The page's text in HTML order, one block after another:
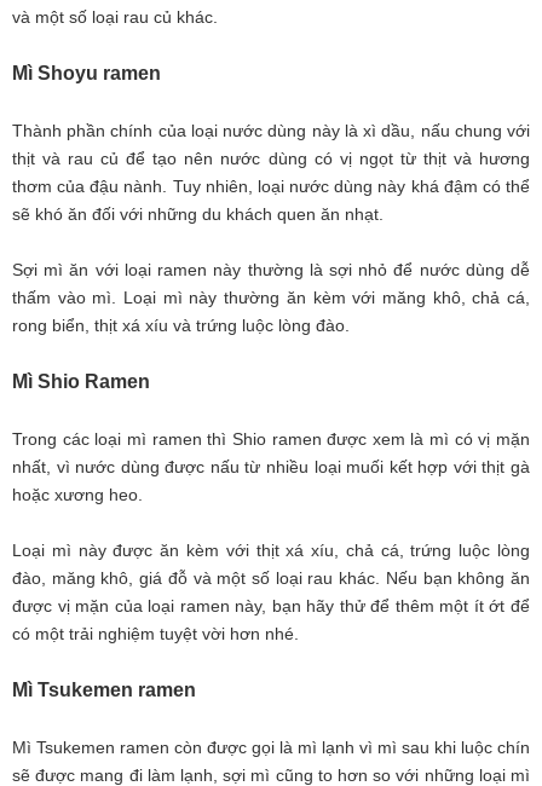
và một số loại rau củ khác.
Mì Shoyu ramen
Thành phần chính của loại nước dùng này là xì dầu, nấu chung với
thịt và rau củ để tạo nên nước dùng có vị ngọt từ thịt và hương
thơm của đậu nành. Tuy nhiên, loại nước dùng này khá đậm có thể
sẽ khó ăn đối với những du khách quen ăn nhạt.
Sợi mì ăn với loại ramen này thường là sợi nhỏ để nước dùng dễ
thấm vào mì. Loại mì này thường ăn kèm với măng khô, chả cá,
rong biển, thịt xá xíu và trứng luộc lòng đào.
Mì Shio Ramen
Trong các loại mì ramen thì Shio ramen được xem là mì có vị mặn
nhất, vì nước dùng được nấu từ nhiều loại muối kết hợp với thịt gà
hoặc xương heo.
Loại mì này được ăn kèm với thịt xá xíu, chả cá, trứng luộc lòng
đào, măng khô, giá đỗ và một số loại rau khác. Nếu bạn không ăn
được vị mặn của loại ramen này, bạn hãy thử để thêm một ít ớt để
có một trải nghiệm tuyệt vời hơn nhé.
Mì Tsukemen ramen
Mì Tsukemen ramen còn được gọi là mì lạnh vì mì sau khi luộc chín
sẽ được mang đi làm lạnh, sợi mì cũng to hơn so với những loại mì